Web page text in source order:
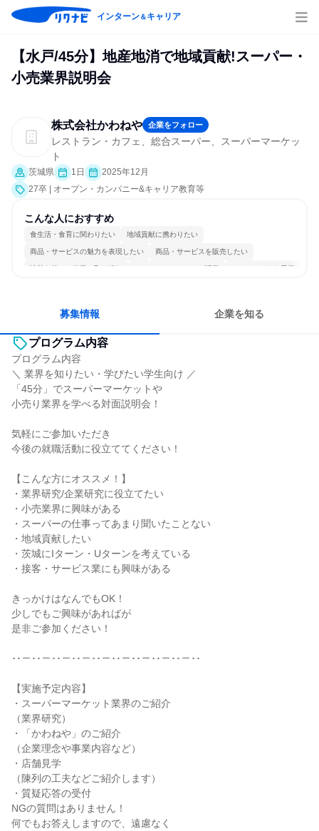
インターン＆キャリア
【水戸/45分】地産地消で地域貢献!スーパー・
小売業界説明会
株式会社かわねや 企業をフォロー
レストラン・カフェ、総合スーパー、スーパーマーケッ
ト
茨城県 1日
2025年12月
27卒 | オープン・カンパニー&キャリア教育等
こんな人におすすめ
食生活・食育に関わりたい 地域貢献に携わりたい
商品・サービスの魅力を表現したい 商品・サービスを販売したい
情熱を持って仕事に取り組む コミュニケーションが活発 チームワークを重視
募集情報 企業を知る
プログラム内容
プログラム内容
＼ 業界を知りたい・学びたい学生向け ／
「45分」でスーパーマーケットや
小売り業界を学べる対面説明会！
気軽にご参加いただき
今後の就職活動に役立ててください！
【こんな方にオススメ！】
・業界研究/企業研究に役立てたい
・小売業界に興味がある
・スーパーの仕事ってあまり聞いたことない
・地域貢献したい
・茨城にIターン・Uターンを考えている
・接客・サービス業にも興味がある
きっかけはなんでもOK！
少しでもご興味があればが
是非ご参加ください！
･･－･･－･･－･･－･･－･･－･･－･･－･･－･･
【実施予定内容】
・スーパーマーケット業界のご紹介
（業界研究）
・「かわねや」のご紹介
（企業理念や事業内容など）
・店舗見学
（陳列の工夫などご紹介します）
・質疑応答の受付
NGの質問はありません！
何でもお答えしますので、遠慮なく